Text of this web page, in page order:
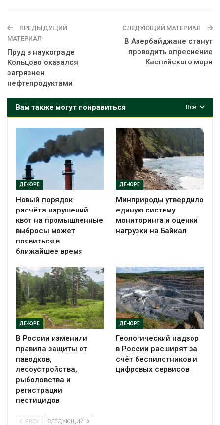
ПРЕДЫДУЩИЙ
МАТЕРИАЛ
Пруд в наукограде
Кольцово оказался
загрязнен
нефтепродуктами
СЛЕДУЮЩИЙ МАТЕРИАЛ
В Азербайджане станут
проводить опреснение
Каспийского моря
Все
Вам также могут понравиться
ДЕ-ЮРЕ
Новый порядок
расчёта нарушений
квот на промышленные
выбросы может
появиться в
ближайшее время
ДЕ-ЮРЕ
Минприроды утвердило
единую систему
мониторинга и оценки
нагрузки на Байкал
ДЕ-ЮРЕ
В России изменили
правила защиты от
паводков,
лесоустройства,
рыболовства и
регистрации
пестицидов
ДЕ-ЮРЕ
Геологический надзор
в России расширят за
счёт беспилотников и
цифровых сервисов
PREV СЛЕДУЮЩИЙ